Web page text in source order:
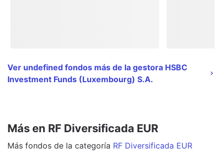
Ver undefined fondos más de la gestora HSBC
Investment Funds (Luxembourg) S.A.
Más en RF Diversificada EUR
Más fondos de la categoría RF Diversificada EUR